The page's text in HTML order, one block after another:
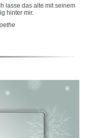
lasse das alte mit seinem
hinter mir.